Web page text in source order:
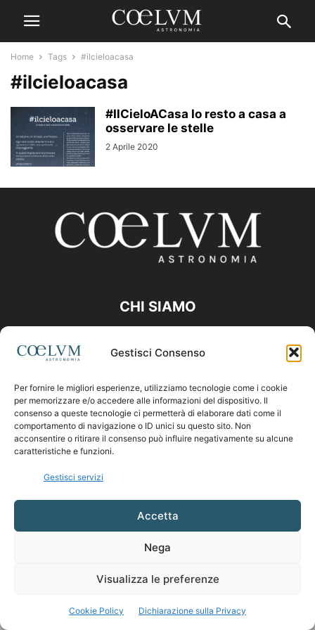
Gestisci Consenso
Per fornire le migliori esperienze, utilizziamo tecnologie come i cookie
per memorizzare e/o accedere alle informazioni del dispositivo. Il
consenso a queste tecnologie ci permetterà di elaborare dati come il
comportamento di navigazione o ID unici su questo sito. Non
acconsentire o ritirare il consenso può influire negativamente su alcune
caratteristiche e funzioni.
Gestisci servizi
Accetta
Nega
Visualizza le preferenze
Cookie Policy Dichiarazione sulla Privacy
Home Tags #ilcieloacasa
#ilcieloacasa
#IlCieloACasa Io resto a casa a
osservare le stelle
2 Aprile 2020
CHI SIAMO
Contattaci:coelumastro@coelum.com
SEGUICI